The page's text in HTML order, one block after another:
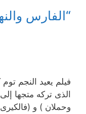
“الفارس
فيلم يعيد النجم
الذى تركه متجها
وحملان ) و